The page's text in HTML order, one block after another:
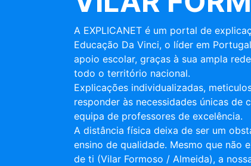
A EXPLICANET é um portal de
Educação Da Vinci, o líder em
apoio escolar, graças à sua ampla
todo o território nacional.
Explicações individualizadas,
responder às necessidades únicas de
equipa de professores de excelência.
A distância física deixa de ser um
ensino de qualidade. Mesmo que não
de ti (Vilar Formoso / Almeida), a